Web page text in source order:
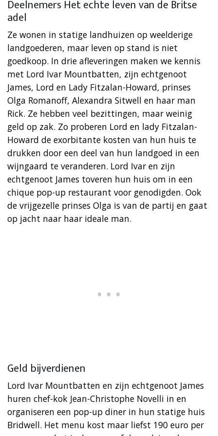
Deelnemers Het echte leven van de Britse
adel
Ze wonen in statige landhuizen op weelderige
landgoederen, maar leven op stand is niet
goedkoop. In drie afleveringen maken we kennis
met Lord Ivar Mountbatten, zijn echtgenoot
James, Lord en Lady Fitzalan-Howard, prinses
Olga Romanoff, Alexandra Sitwell en haar man
Rick. Ze hebben veel bezittingen, maar weinig
geld op zak. Zo proberen Lord en lady Fitzalan-
Howard de exorbitante kosten van hun huis te
drukken door een deel van hun landgoed in een
wijngaard te veranderen. Lord Ivar en zijn
echtgenoot James toveren hun huis om in een
chique pop-up restaurant voor genodigden. Ook
de vrijgezelle prinses Olga is van de partij en gaat
op jacht naar haar ideale man.
Geld bijverdienen
Lord Ivar Mountbatten en zijn echtgenoot James
huren chef-kok Jean-Christophe Novelli in en
organiseren een pop-up diner in hun statige huis
Bridwell. Het menu kost maar liefst 190 euro per